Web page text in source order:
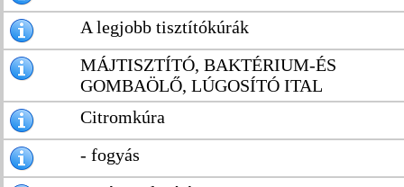
A legjobb tisztítókúrák
MÁJTISZTÍTÓ, BAKTÉRIUM-ÉS
GOMBAÖLŐ, LÚGOSÍTÓ ITAL
Citromkúra
- fogyás